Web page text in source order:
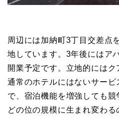
周辺には加納町3丁目交差点
地しています。3年後にはア
開業予定です。立地的にはク
通常のホテルにはないサー
で、宿泊機能を増強しても競
どの位の規模に生まれ変わる